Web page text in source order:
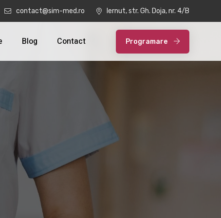
contact@sim-med.ro Iernut, str. Gh. Doja, nr. 4/B
Blog Contact Programare